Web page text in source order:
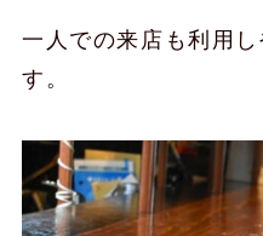
一人での来店も利用
す。